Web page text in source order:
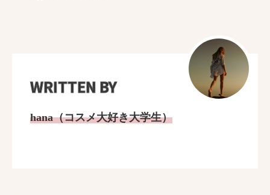
WRITTEN BY
hana（コスメ大好き大学生）